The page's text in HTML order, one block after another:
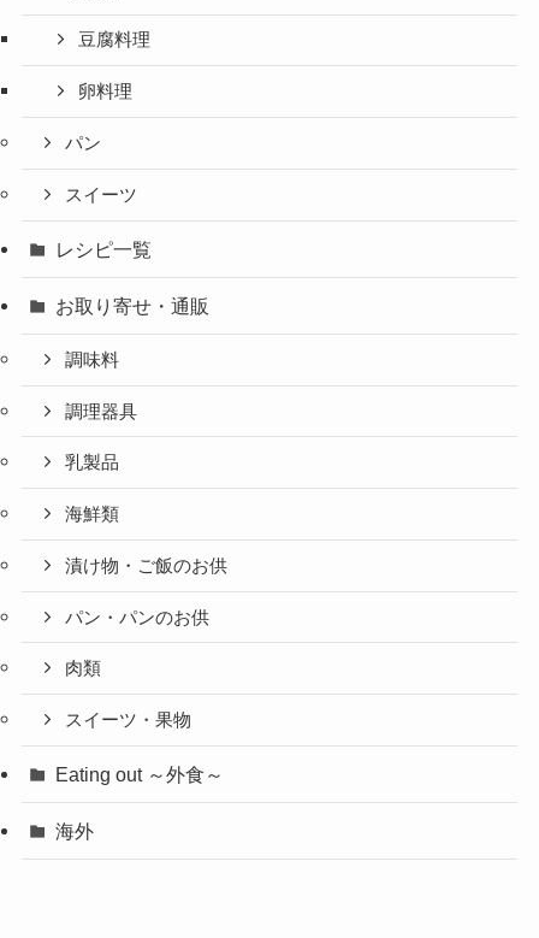
豆腐料理
卵料理
パン
スイーツ
レシピ一覧
お取り寄せ・通販
調味料
調理器具
乳製品
海鮮類
漬け物・ご飯のお供
パン・パンのお供
肉類
スイーツ・果物
Eating out ～外食～
海外